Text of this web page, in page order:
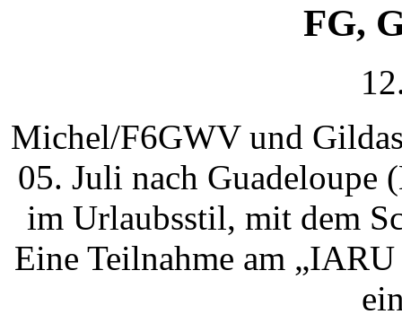
FG,
Michel/F6GWV und
05. Juli nach Guadeloupe
im Urlaubsstil, mit dem
Eine Teilnahme am